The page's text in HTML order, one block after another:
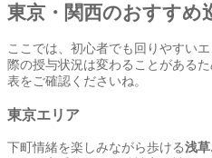
東京・関西のおすすめ
ここでは、初心者でも回りやすい
際の授与状況は変わることがある
表をご確認くださいね。
東京エリア
下町情緒を楽しみながら歩ける浅